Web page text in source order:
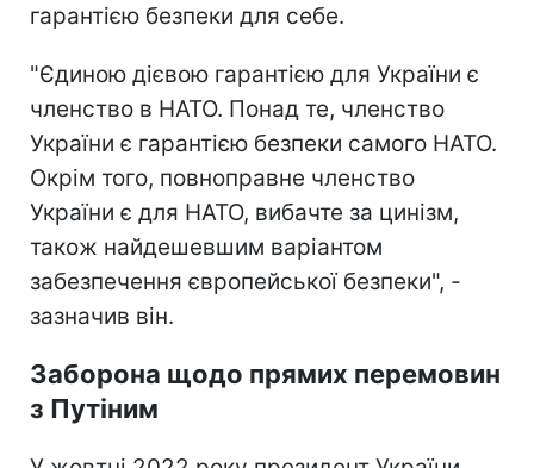
гарантією безпеки для себе.
"Єдиною дієвою гарантією для України є
членство в НАТО. Понад те, членство
України є гарантією безпеки самого НАТО.
Окрім того, повноправне членство
України є для НАТО, вибачте за цинізм,
також найдешевшим варіантом
забезпечення європейської безпеки", -
зазначив він.
Заборона щодо прямих перемовин
з Путіним